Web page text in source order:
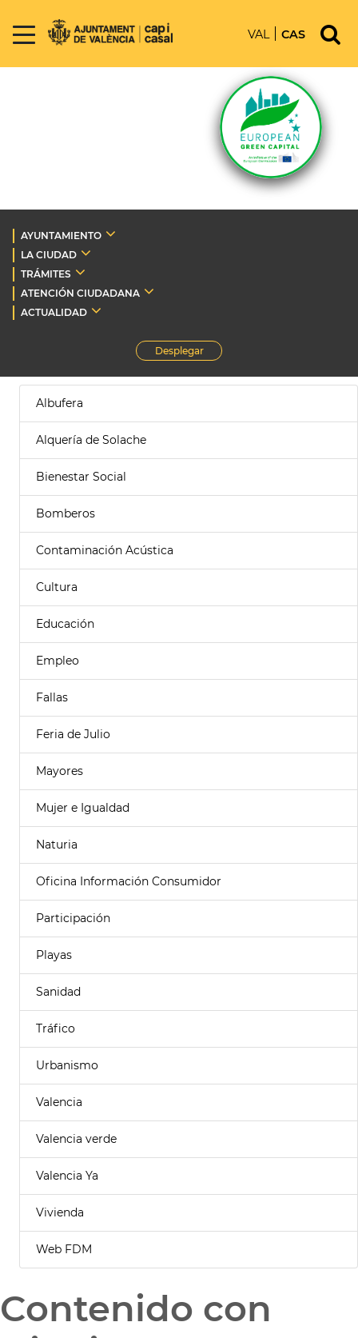
VAL CAS
AYUNTAMIENTO
LA CIUDAD
TRÁMITES
ATENCIÓN CIUDADANA
ACTUALIDAD
Desplegar
Albufera
Alquería de Solache
Bienestar Social
Bomberos
Contaminación Acústica
Cultura
Educación
Empleo
Fallas
Feria de Julio
Mayores
Mujer e Igualdad
Naturia
Oficina Información Consumidor
Participación
Playas
Sanidad
Tráfico
Urbanismo
Valencia
Valencia verde
Valencia Ya
Vivienda
Web FDM
Contenido con